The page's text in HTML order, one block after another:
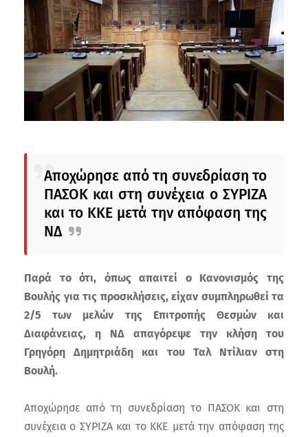
Αποχώρησε από τη συνεδρίαση το
ΠΑΣΟΚ και στη συνέχεια ο ΣΥΡΙΖΑ
και το ΚΚΕ μετά την απόφαση της
ΝΔ
Παρά το ότι, όπως απαιτεί ο Κανονισμός της
Βουλής για τις προσκλήσεις, είχαν συμπληρωθεί τα
2/5 των μελών της Επιτροπής Θεσμών και
Διαφάνειας, η ΝΔ απαγόρεψε την κλήση του
Γρηγόρη Δημητριάδη και του Ταλ Ντίλιαν στη
Βουλή.
Αποχώρησε από τη συνεδρίαση το ΠΑΣΟΚ και στη
συνέχεια ο ΣΥΡΙΖΑ και το ΚΚΕ μετά την απόφαση της